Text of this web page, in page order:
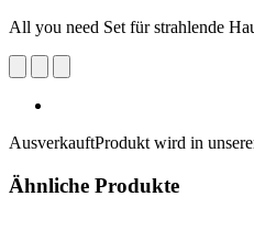
All you need Set für strahlende
AusverkauftProdukt wird in
Ähnliche Produkte